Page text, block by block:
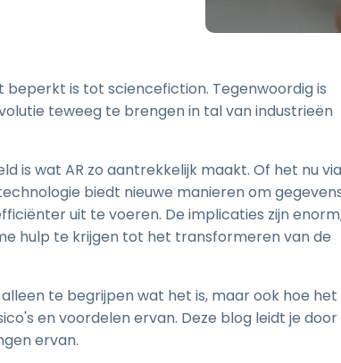
Wacom
Toegang op afstand voor
Endpoint-beveiliging
Ontdek alle behoeften Ontdek
is tot sciencefiction. Tegenwoordig is
teweeg te brengen in tal van industrieën
is wat AR zo aantrekkelijk maakt. Of het nu via
biedt nieuwe manieren om
uit te voeren. De implicaties zijn
hulp te krijgen tot het transformeren van de
te begrijpen wat het is, maar ook hoe het
en voordelen ervan. Deze blog leidt je door
ervan.